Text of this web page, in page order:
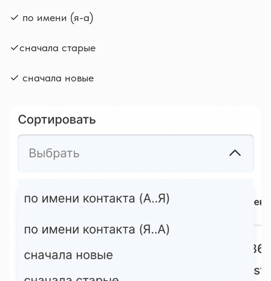
✓ по имени (я-а)
✓сначала старые
✓ сначала новые